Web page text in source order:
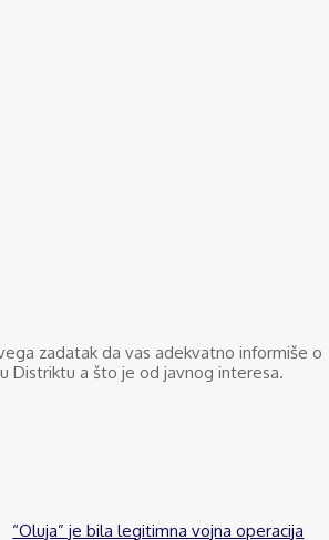
zadatak da vas adekvatno informiše o
Distriktu a što je od javnog interesa.
“Oluja” je bila legitimna vojna operacija